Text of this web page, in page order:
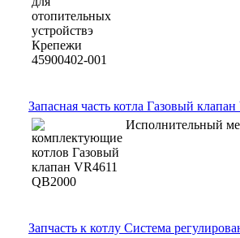
Запасная часть котла Газовый
Исполнительный
Запчасть к котлу Система